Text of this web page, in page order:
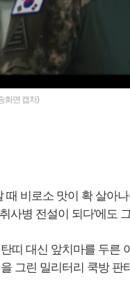
화면 캡처)
때 비로소 맛이 확 살아
사병 전설이 되다'에도
띠 대신 앞치마를 두른
그린 밀리터리 쿡방 판